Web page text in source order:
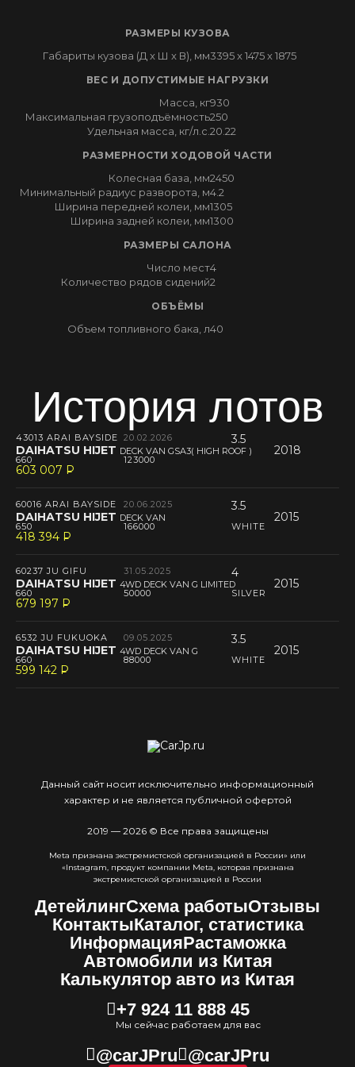
РАЗМЕРЫ КУЗОВА
Габариты кузова (Д x Ш x В), мм3395 x 1475 x 1875
ВЕС И ДОПУСТИМЫЕ НАГРУЗКИ
Масса, кг930
Максимальная грузоподъёмность250
Удельная масса, кг/л.с. 20.22
РАЗМЕРНОСТИ ХОДОВОЙ ЧАСТИ
Колесная база, мм2450
Минимальный радиус разворота, м4.2
Ширина передней колеи, мм1305
Ширина задней колеи, мм1300
РАЗМЕРЫ САЛОНА
Число мест4
Количество рядов сидений2
ОБЪЁМЫ
Объем топливного бака, л40
История лотов
43013 ARAI BAYSIDE 20.02.2026 3.5
DAIHATSU HIJET DECK VAN GSA3( HIGH ROOF ) 2018
660 123000
603 007 P
--
60016 ARAI BAYSIDE 20.06.2025 3.5
DAIHATSU HIJET DECK VAN 2015
650 166000 WHITE
418 394 P
--
60237 JU GIFU 31.05.2025 4
DAIHATSU HIJET 4WD DECK VAN G LIMITED 2015
660 50000 SILVER
679 197 P
--
6532 JU FUKUOKA 09.05.2025 3.5
DAIHATSU HIJET 4WD DECK VAN G 2015
660 88000 WHITE
599 142 P
--
Данный сайт носит исключительно информационный
характер и не является публичной офертой
2019 — 2026 © Все права защищены
Meta признана экстремистcкой организацией в России» или
«Instagram, продукт компании Meta, которая признана
экстремистской организацией в России
ДетейлингСхема работыОтзывы
КонтактыКаталог, статистика
ИнформацияРастаможка
Автомобили из Китая
Калькулятор авто из Китая
+7 924 11 888 45
Мы сейчас работаем для вас
@carJPru @carJPru